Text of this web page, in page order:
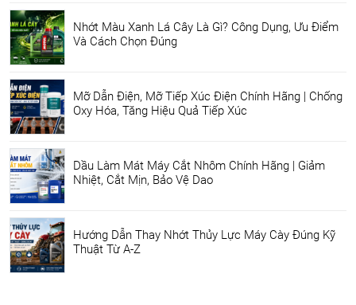
Nhớt Màu Xanh Lá Cây Là Gì? Công Dụng, Ưu Điểm
Và Cách Chọn Đúng
Mỡ Dẫn Điện, Mỡ Tiếp Xúc Điện Chính Hãng | Chống
Oxy Hóa, Tăng Hiệu Quả Tiếp Xúc
Dầu Làm Mát Máy Cắt Nhôm Chính Hãng | Giảm
Nhiệt, Cắt Mịn, Bảo Vệ Dao
Hướng Dẫn Thay Nhớt Thủy Lực Máy Cày Đúng Kỹ
Thuật Từ A-Z